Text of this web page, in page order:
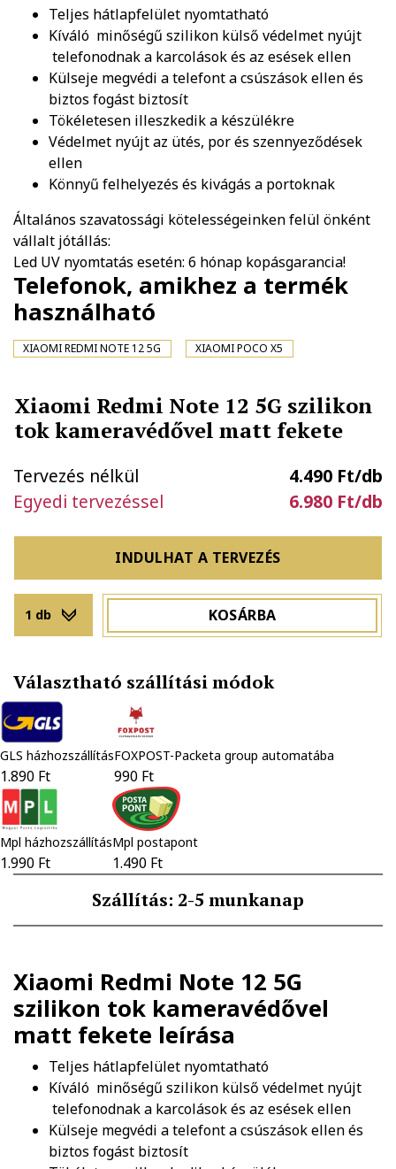
Teljes hátlapfelület nyomtatható
Kíváló minőségű szilikon külső védelmet nyújt
telefonodnak a karcolások és az esések ellen
Külseje megvédi a telefont a csúszások ellen és
biztos fogást biztosít
Tökéletesen illeszkedik a készülékre
Védelmet nyújt az ütés, por és szennyeződések
ellen
Könnyű felhelyezés és kivágás a portoknak
Általános szavatossági kötelességeinken felül önként
vállalt jótállás:
Led UV nyomtatás esetén: 6 hónap kopásgarancia!
Telefonok, amikhez a termék
használható
XIAOMI REDMI NOTE 12 5G XIAOMI POCO X5
Xiaomi Redmi Note 12 5G szilikon
tok kameravédővel matt fekete
Tervezés nélkül
4.490 Ft/db
Egyedi tervezéssel
6.980 Ft/db
INDULHAT A TERVEZÉS
1 db KOSÁRBA
Választható szállítási módok
GLS házhozszállítás
1.890 Ft
FOXPOST-Packeta group automatába
990 Ft
Mpl házhozszállítás
1.990 Ft
Mpl postapont
1.490 Ft
Szállítás: 2-5 munkanap
Xiaomi Redmi Note 12 5G
szilikon tok kameravédővel
matt fekete leírása
Teljes hátlapfelület nyomtatható
Kíváló minőségű szilikon külső védelmet nyújt
telefonodnak a karcolások és az esések ellen
Külseje megvédi a telefont a csúszások ellen és
biztos fogást biztosít